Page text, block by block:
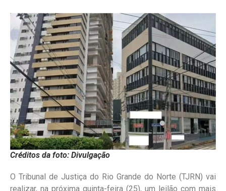
Créditos da foto: Divulgação
O Tribunal de Justiça do Rio Grande do Norte (TJRN) vai
realizar, na próxima quinta-feira (25), um leilão com mais